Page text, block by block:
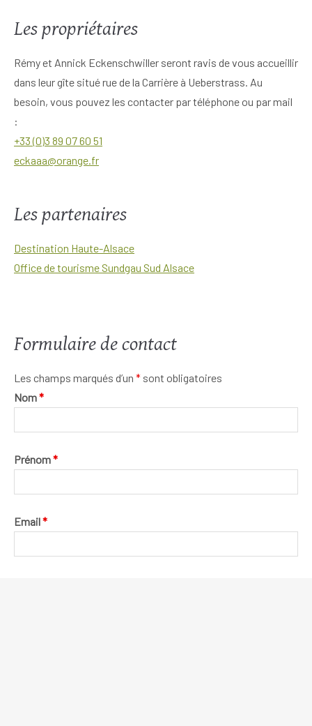
Les propriétaires
Rémy et Annick Eckenschwiller seront ravis de vous accueillir
dans leur gîte situé rue de la Carrière à Ueberstrass. Au
besoin, vous pouvez les contacter par téléphone ou par mail
:
+33 (0)3 89 07 60 51
eckaaa@orange.fr
Les partenaires
Destination Haute-Alsace
Office de tourisme Sundgau Sud Alsace
Formulaire de contact
Les champs marqués d’un * sont obligatoires
Nom*
Prénom*
Email*